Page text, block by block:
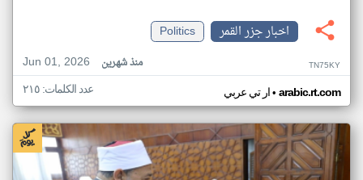
اخبار جزر القمر
Politics
Jun 01, 2026
منذ شهرين TN75KY
ار تي عربي• arabic.rt.com عدد الكلمات: ٢١٥